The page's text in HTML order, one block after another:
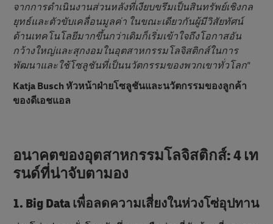
จากการดําเนินงานส่วนหลังที่เงียบขรึมเป็นสินทรัพย์เชิงกล
ยุทธ์และตัวขับเคลื่อนมูลค่า ในขณะเดียวกันผู้มีวิสัยทัศน์
ด้านเทคโนโลยีมากขึ้นกว่าเดิมก็เริ่มเข้าใจถึงโอกาสอัน
กว้างใหญ่และสุกงอมในอุตสาหกรรมโลจิสติกส์ในการ
พัฒนาและใช้โซลูชันที่เป็นนวัตกรรมของพวกเขาทั่วโลก"
Katja Busch หัวหน้าฝ่ายโซลูชันและนวัตกรรมของลูกค้า
ของดีเอชแอล
อนาคตของอุตสาหกรรมโลจิสติกส์: 4 เท
รนด์ที่น่าจับตามอง
1. Big Data เพื่อลดความเสี่ยงในห่วงโซ่อุปทาน